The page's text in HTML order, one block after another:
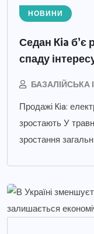
НОВИНИ
Седан Kia б’є
спаду
БАЗАЛІЙСЬКА
Продажі Kia:
зростають У
зростання